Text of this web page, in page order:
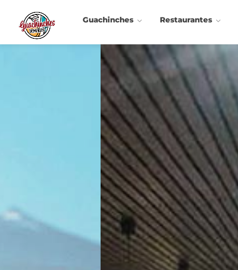
Guachinches Restaurantes